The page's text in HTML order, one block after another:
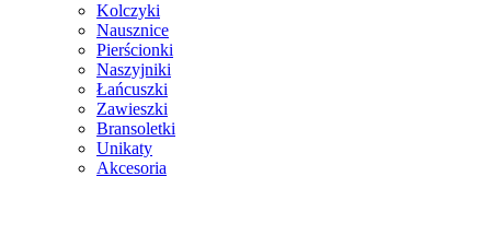
Kolczyki
Nausznice
Pierścionki
Naszyjniki
Łańcuszki
Zawieszki
Bransoletki
Unikaty
Akcesoria